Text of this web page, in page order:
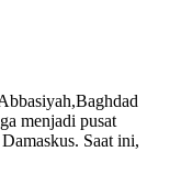
menjadi pusat
Saat ini,